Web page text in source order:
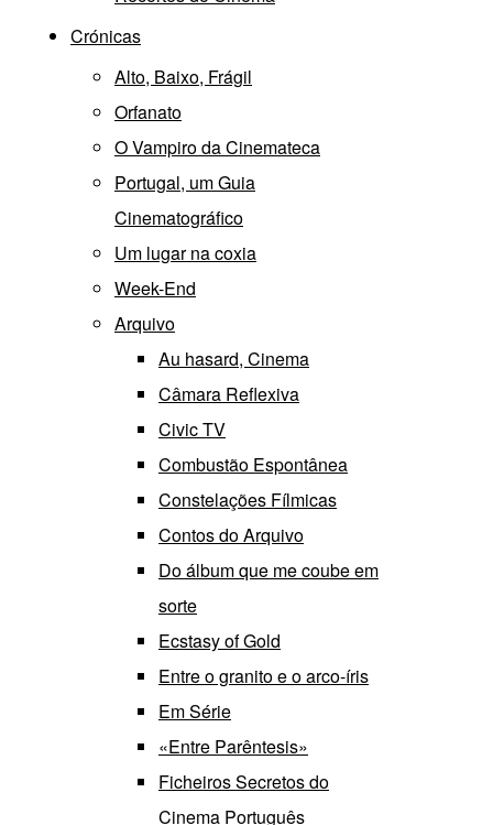
Crónicas
Alto, Baixo, Frágil
Orfanato
O Vampiro da Cinemateca
Portugal, um Guia
Cinematográfico
Um lugar na coxia
Week-End
Arquivo
Au hasard, Cinema
Câmara Reflexiva
Civic TV
Combustão Espontânea
Constelações Fílmicas
Contos do Arquivo
Do álbum que me coube em
sorte
Ecstasy of Gold
Entre o granito e o arco-íris
Em Série
«Entre Parêntesis»
Ficheiros Secretos do
Cinema Português